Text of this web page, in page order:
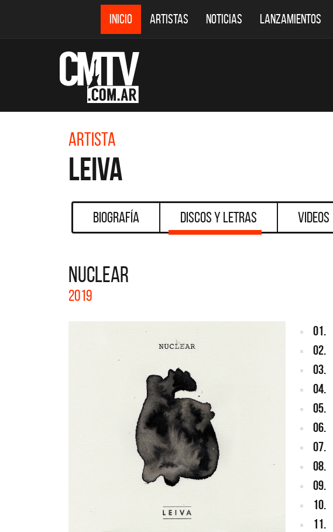
INICIO ARTISTAS NOTICIAS LANZAMIENTOS
Artista
Leiva
Biografía Discos y Letras Videos
NUCLEAR
2019
01.
02.
03.
04.
05.
06.
07.
08.
09.
10.
11.
DESTACADOS